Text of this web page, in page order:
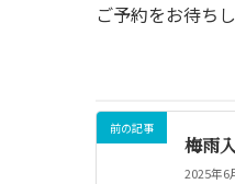
ご予約をお待ち
前の記事
梅雨
2025年6